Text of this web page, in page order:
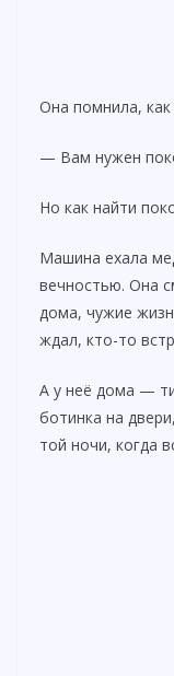
Она помнила, как
— Вам нужен
Но как найти
Машина ехала
вечностью. Она
дома, чужие
ждал, кто-то
А у неё дома —
ботинка на
той ночи, когда